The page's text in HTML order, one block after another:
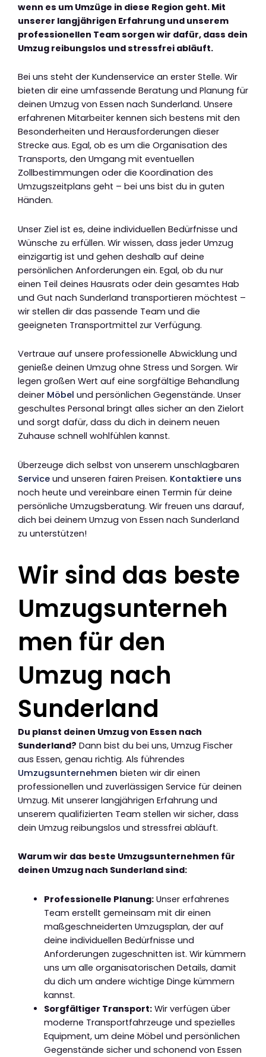
wenn es um Umzüge in diese Region geht. Mit
unserer langjährigen Erfahrung und unserem
professionellen Team sorgen wir dafür, dass dein
Umzug reibungslos und stressfrei abläuft.
Bei uns steht der Kundenservice an erster Stelle. Wir
bieten dir eine umfassende Beratung und Planung für
deinen Umzug von Essen nach Sunderland. Unsere
erfahrenen Mitarbeiter kennen sich bestens mit den
Besonderheiten und Herausforderungen dieser
Strecke aus. Egal, ob es um die Organisation des
Transports, den Umgang mit eventuellen
Zollbestimmungen oder die Koordination des
Umzugszeitplans geht – bei uns bist du in guten
Händen.
Unser Ziel ist es, deine individuellen Bedürfnisse und
Wünsche zu erfüllen. Wir wissen, dass jeder Umzug
einzigartig ist und gehen deshalb auf deine
persönlichen Anforderungen ein. Egal, ob du nur
einen Teil deines Hausrats oder dein gesamtes Hab
und Gut nach Sunderland transportieren möchtest –
wir stellen dir das passende Team und die
geeigneten Transportmittel zur Verfügung.
Vertraue auf unsere professionelle Abwicklung und
genieße deinen Umzug ohne Stress und Sorgen. Wir
legen großen Wert auf eine sorgfältige Behandlung
deiner Möbel und persönlichen Gegenstände. Unser
geschultes Personal bringt alles sicher an den Zielort
und sorgt dafür, dass du dich in deinem neuen
Zuhause schnell wohlfühlen kannst.
Überzeuge dich selbst von unserem unschlagbaren
Service und unseren fairen Preisen. Kontaktiere uns
noch heute und vereinbare einen Termin für deine
persönliche Umzugsberatung. Wir freuen uns darauf,
dich bei deinem Umzug von Essen nach Sunderland
zu unterstützen!
Wir sind das beste
Umzugsunterneh
men für den
Umzug nach
Sunderland
Du planst deinen Umzug von Essen nach
Sunderland? Dann bist du bei uns, Umzug Fischer
aus Essen, genau richtig. Als führendes
Umzugsunternehmen bieten wir dir einen
professionellen und zuverlässigen Service für deinen
Umzug. Mit unserer langjährigen Erfahrung und
unserem qualifizierten Team stellen wir sicher, dass
dein Umzug reibungslos und stressfrei abläuft.
Warum wir das beste Umzugsunternehmen für
deinen Umzug nach Sunderland sind:
Professionelle Planung:Unser erfahrenes
Team erstellt gemeinsam mit dir einen
maßgeschneiderten Umzugsplan, der auf
deine individuellen Bedürfnisse und
Anforderungen zugeschnitten ist. Wir kümmern
uns um alle organisatorischen Details, damit
du dich um andere wichtige Dinge kümmern
kannst.
Sorgfältiger Transport:Wir verfügen über
moderne Transportfahrzeuge und spezielles
Equipment, um deine Möbel und persönlichen
Gegenstände sicher und schonend von Essen